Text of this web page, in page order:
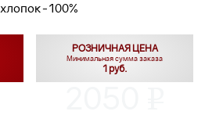
хлопок-100%
РОЗНИЧНАЯ ЦЕНА
Минимальная сумма заказа
1 руб.